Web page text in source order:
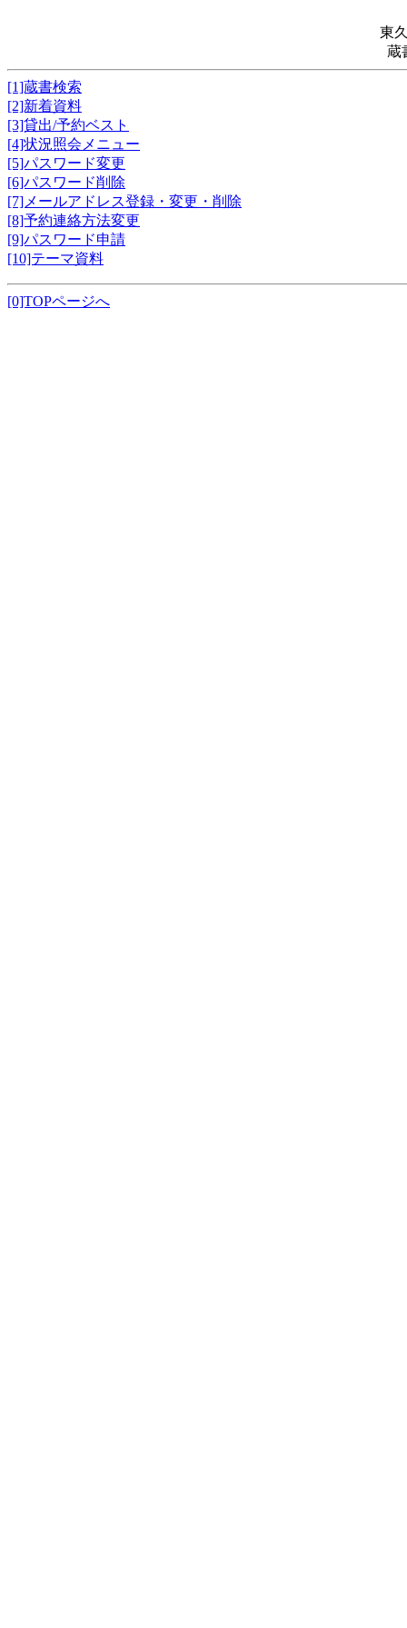
東
蔵
[1]蔵書検索
[2]新着資料
[3]貸出/予約ベスト
[4]状況照会メニュー
[5]パスワード変更
[6]パスワード削除
[7]メールアドレス登録・変更・削除
[8]予約連絡方法変更
[9]パスワード申請
[10]テーマ資料
[0]TOPページへ